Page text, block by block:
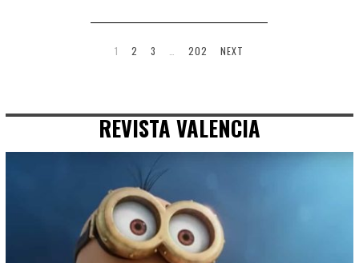
1 2 3 202 NEXT
REVISTA VALENCIA